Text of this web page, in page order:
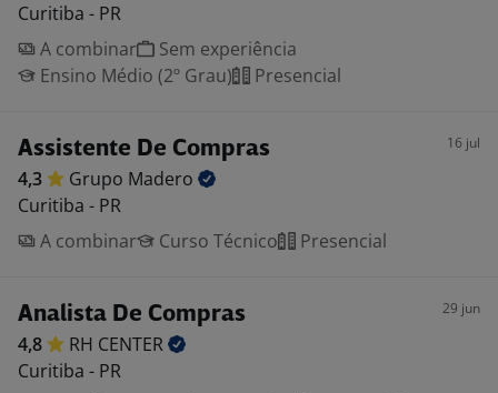
Curitiba - PR
A combinar
Sem experiência
Ensino Médio (2º Grau)
Presencial
Assistente De Compras 16 jul
4,3 Grupo Madero
Curitiba - PR
A combinar
Curso Técnico Presencial
Analista De Compras 29 jun
4,8 RH CENTER
Curitiba - PR